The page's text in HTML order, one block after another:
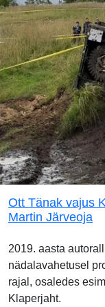
Ott Tänak vajus
Martin Järveoja
2019. aasta
nädalavahetusel
rajal, osaledes
Klaperjaht.